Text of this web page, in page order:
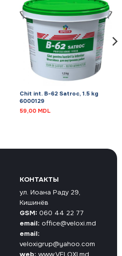
Chit int. B-62 Satroc, 1.5 kg
6000129
59,00 MDL
КОНТАКТЫ
ул. Иоана Раду 29,
Кишинёв
GSM: 060 44 22 77
email: office@veloxi.md
email:
veloxigrup@yahoo.com
web: www.VELOXI.md